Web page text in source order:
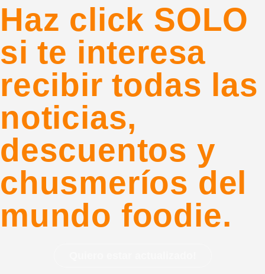
Haz click SOLO
si te interesa
recibir todas las
noticias,
descuentos y
chusmeríos del
mundo foodie.